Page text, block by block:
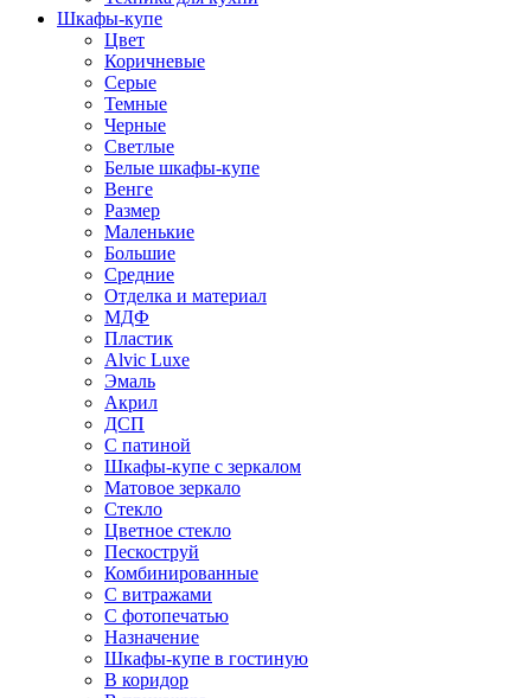
Шкафы-купе
Цвет
Коричневые
Серые
Темные
Черные
Светлые
Белые шкафы-купе
Венге
Размер
Маленькие
Большие
Средние
Отделка и материал
МДФ
Пластик
Alvic Luxe
Эмаль
Акрил
ДСП
С патиной
Шкафы-купе с зеркалом
Матовое зеркало
Стекло
Цветное стекло
Пескоструй
Комбинированные
С витражами
С фотопечатью
Назначение
Шкафы-купе в гостиную
В коридор